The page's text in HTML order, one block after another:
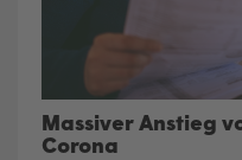
Massiver Anstieg
Corona